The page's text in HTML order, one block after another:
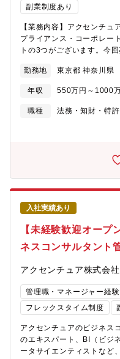
きます。■中央官庁・自治
大規模案件の支援実績が多
を確立しております。
副業制度あり
【業務内容】アクセンチュ
プライアンス・コーポレー
トの3つがございます。今
プロジェクトにおける関連
の業務履行に関わる手続き
クの管理・低減や、円滑な
アンス遵守を目的として活
ロジェクトチームの一員
のためのアドバイスを行い
部の業務を実施します。【
ー・コンサルティングサー
書・契約書の法的レビュー
リシー、商業的な条件やサ
いた検討を含む）・新規案
る契約の構成面や運用面も
討・関連各契約の締結に向
交渉や社内関連部署との連
ェクトのメンバーに対する
書管理ルールや契約変更時
ートまたは実行 ■プロジェ
が継続的にサービス提供や
（問い合わせを受けるだけ
）に対するリスク低減策の
実行・推進頂きます。【本
おける法務担当として、契
勤務地 東京都 神奈川県
年収 550万円～1000
職種
法務・知財・特許
入社実績あり
【未経験歓迎オープ
ネスコンサルタント
アクセンチュア株式会社
管理職・マネージャー経験
フレックスタイム制度
アクセンチュアのビジネス
のエキスパート、BI（ビジ
ータサイエンティストなど